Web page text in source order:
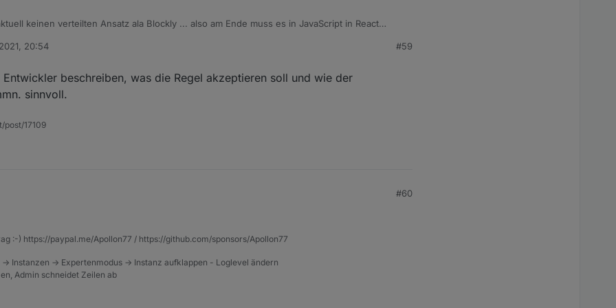
keinen verteilten Ansatz ala Blockly ... also am Ende muss es in JavaScript in React
20:54
#59
beschreiben, was die Regel akzeptieren soll und wie der
sinnvoll.
post/17109
#60
:-) https://paypal.me/Apollon77 / https://github.com/sponsors/Apollon77
Instanzen -> Expertenmodus -> Instanz aufklappen - Loglevel ändern
Admin schneidet Zeilen ab